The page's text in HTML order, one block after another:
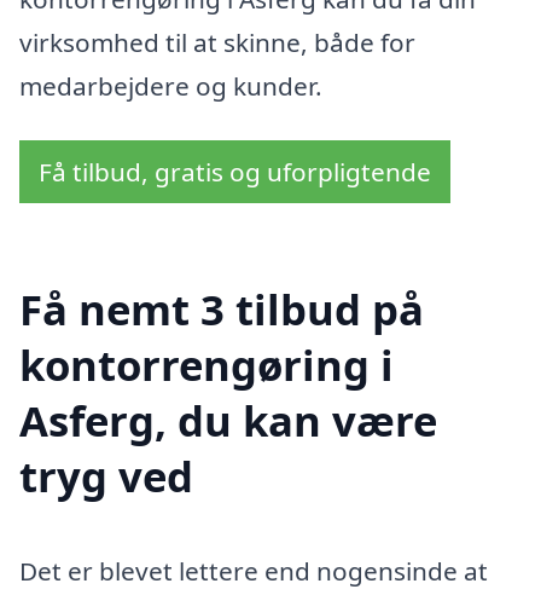
virksomhed til at skinne, både for
medarbejdere og kunder.
Få tilbud, gratis og uforpligtende
Få nemt 3 tilbud på
kontorrengøring i
Asferg, du kan være
tryg ved
Det er blevet lettere end nogensinde at